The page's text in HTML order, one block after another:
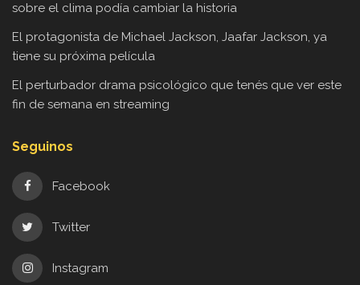
sobre el clima podía cambiar la historia
El protagonista de Michael Jackson, Jaafar Jackson, ya
tiene su próxima película
El perturbador drama psicológico que tenés que ver este
fin de semana en streaming
Seguinos
Facebook
Twitter
Instagram